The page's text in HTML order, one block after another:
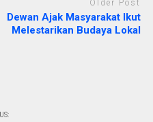
Older Post
Dewan Ajak Masyarakat Ikut
Melestarikan Budaya Lokal